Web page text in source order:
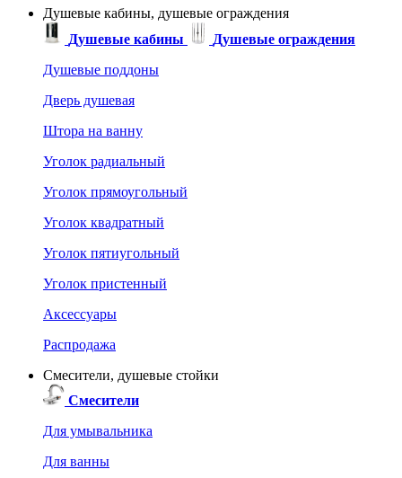
Душевые кабины, душевые ограждения
Душевые кабины
Душевые ограждения
Душевые поддоны
Дверь душевая
Штора на ванну
Уголок радиальный
Уголок прямоугольный
Уголок квадратный
Уголок пятиугольный
Уголок пристенный
Аксессуары
Распродажа
Смесители, душевые стойки
Смесители
Для умывальника
Для ванны